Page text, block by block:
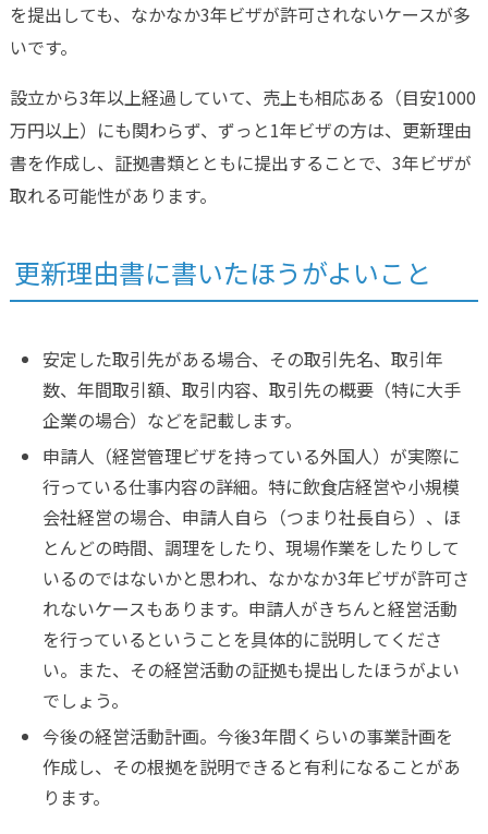
を提出しても、なかなか3年ビザが許可されないケースが多
いです。
設立から3年以上経過していて、売上も相応ある（目安1000
万円以上）にも関わらず、ずっと1年ビザの方は、更新理由
書を作成し、証拠書類とともに提出することで、3年ビザが
取れる可能性があります。
更新理由書に書いたほうがよいこと
安定した取引先がある場合、その取引先名、取引年
数、年間取引額、取引内容、取引先の概要（特に大手
企業の場合）などを記載します。
申請人（経営管理ビザを持っている外国人）が実際に
行っている仕事内容の詳細。特に飲食店経営や小規模
会社経営の場合、申請人自ら（つまり社長自ら）、ほ
とんどの時間、調理をしたり、現場作業をしたりして
いるのではないかと思われ、なかなか3年ビザが許可さ
れないケースもあります。申請人がきちんと経営活動
を行っているということを具体的に説明してくださ
い。また、その経営活動の証拠も提出したほうがよい
でしょう。
今後の経営活動計画。今後3年間くらいの事業計画を
作成し、その根拠を説明できると有利になることがあ
ります。